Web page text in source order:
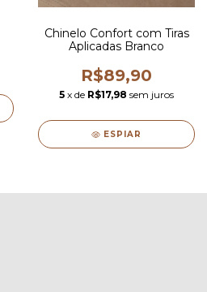
Chinelo Confort com Tiras
Aplicadas Branco
R$89,90
5 x de R$17,98 sem juros
ESPIAR